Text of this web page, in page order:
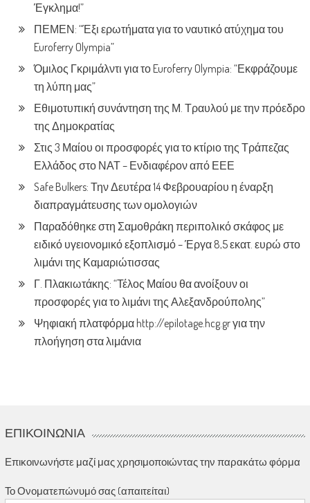
Έγκλημα!”
ΠΕΜΕΝ: “Έξι ερωτήματα για το ναυτικό ατύχημα του
Euroferry Olympia”
Όμιλος Γκριμάλντι για το Euroferry Olympia: “Εκφράζουμε
τη λύπη μας”
Εθιμοτυπική συνάντηση της Μ. Τραυλού με την πρόεδρο
της Δημοκρατίας
Στις 3 Μαίου οι προσφορές για το κτίριο της Τράπεζας
Ελλάδος στο ΝΑΤ – Ενδιαφέρον από ΕΕΕ
Safe Bulkers: Την Δευτέρα 14 Φεβρουαρίου η έναρξη
διαπραγμάτευσης των ομολογιών
Παραδόθηκε στη Σαμοθράκη περιπολικό σκάφος με
ειδικό υγειονομικό εξοπλισμό – Έργα 8,5 εκατ. ευρώ στο
λιμάνι της Καμαριώτισσας
Γ. Πλακιωτάκης: “Τέλος Μαίου θα ανοίξουν οι
προσφορές για το λιμάνι της Αλεξανδρούπολης”
Ψηφιακή πλατφόρμα http://epilotage.hcg.gr για την
πλοήγηση στα λιμάνια
ΕΠΙΚΟΙΝΩΝΊΑ
Επικοινωνήστε μαζί μας χρησιμοποιώντας την παρακάτω φόρμα
Το Ονοματεπώνυμό σας (απαιτείται)